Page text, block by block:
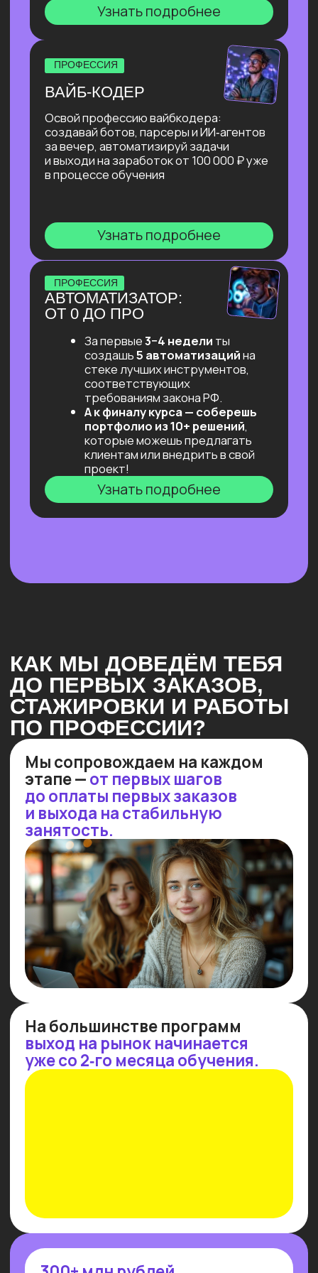
Собираешь портфолио
на реальных и учебных кейсах
и разбираешься в каналах поиска
заказов.
и стратегия поиска.
Берем учебные заказы
Выполняем учебные заказы
от университета, которые можно
выполнить без давления,
с пошаговой обратной связью.
и уверенность.
Работаем с куратором
практики
Подбираем подходящие первые
реальные заказы, усиливаем
отклики, тренируем навык
переговоров с заказчиком.
А еще — просто поддерживаем
и не даем слиться!)
Результат: первый заказ!
«Безопасная сделка»
Фиксируем объём работ и оплату,
решаем юридическую часть.
Результат: минимум рисков,
максимум фокуса на задаче.
Готовимся к интервью и тех.
на собеседовании и растущие
шансы на успех!
Стажируемся в реальных
проектах
Мы организуем стажировки для
чем 50 ведущих IT-компаниях.
30% стажировок заканчиваются
трудоустройством!
Результат: практика в реальных
проектах с последующим
приглашением на работу!
ПОСМОТРИ НЕБОЛЬШОЕ
ВИДЕО, ЧТОБЫ УЗНАТЬ
ПОДРОБНЕЕ!
на стратегическую сессию 1 на 1
с экспертом Университета и подбери
свое направление
Узнать подробнее